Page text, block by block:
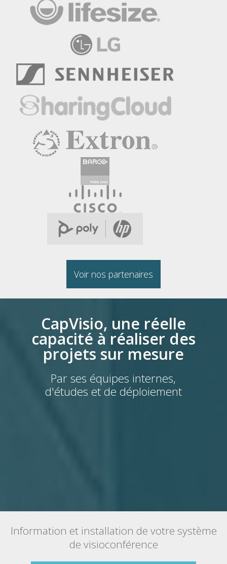
Voir nos partenaires
CapVisio, une réelle
capacité à réaliser des
projets sur mesure
Par ses équipes internes,
d'études et de déploiement
Information et installation de votre système
de visioconférence